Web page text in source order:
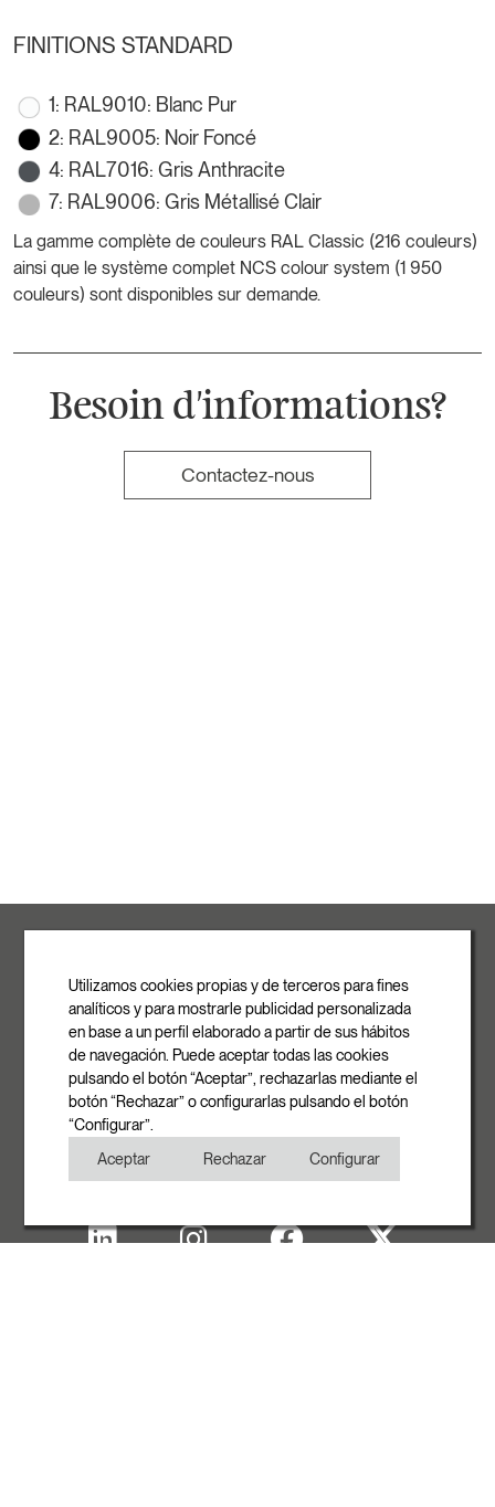
FINITIONS STANDARD
1: RAL9010: Blanc Pur
2: RAL9005: Noir Foncé
4: RAL7016: Gris Anthracite
7: RAL9006: Gris Métallisé Clair
La gamme complète de couleurs RAL Classic (216 couleurs)
ainsi que le système complet NCS colour system (1 950
couleurs) sont disponibles sur demande.
Besoin d'informations?
Contactez-nous
Ronda de la Font Grossa, 15 Pol. Ind. La Gavarra
08540 Centelles | Barcelona
E-mail
info@rovasi.com
Téléphone
+34 93 881 37 13
Utilizamos cookies propias y de terceros para fines
analíticos y para mostrarle publicidad personalizada
en base a un perfil elaborado a partir de sus hábitos
de navegación. Puede aceptar todas las cookies
pulsando el botón “Aceptar”, rechazarlas mediante el
botón “Rechazar” o configurarlas pulsando el botón
“Configurar”.
Aceptar
Rechazar Configurar